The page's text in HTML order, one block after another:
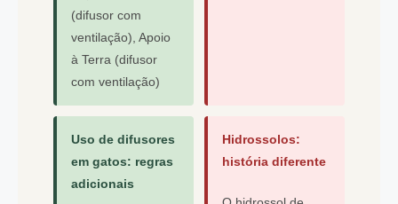
(difusor com
ventilação), Apoio
à Terra (difusor
com ventilação)
Uso de difusores
em gatos: regras
adicionais
Hidrossolos:
história diferente